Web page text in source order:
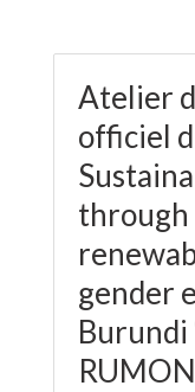
Atelier
officiel
through
gender
Burundi